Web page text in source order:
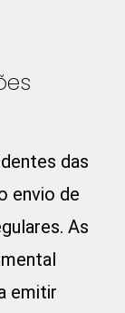
das
envio de
As
emitir